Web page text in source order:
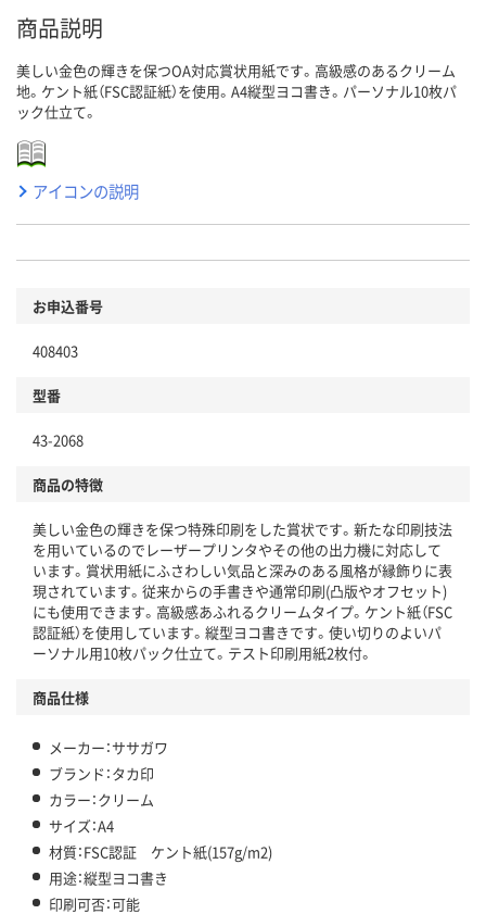
商品説明
美しい金色の輝きを保つOA対応賞状用紙です。高級感のあるクリーム
地。ケント紙（FSC認証紙）を使用。A4縦型ヨコ書き。パーソナル10枚パ
ック仕立て。
アイコンの説明
お申込番号
408403
型番
43-2068
商品の特徴
美しい金色の輝きを保つ特殊印刷をした賞状です。新たな印刷技法
を用いているのでレーザープリンタやその他の出力機に対応して
います。賞状用紙にふさわしい気品と深みのある風格が縁飾りに表
現されています。従来からの手書きや通常印刷(凸版やオフセット)
にも使用できます。高級感あふれるクリームタイプ。ケント紙（FSC
認証紙）を使用しています。縦型ヨコ書きです。使い切りのよいパ
ーソナル用10枚パック仕立て。テスト印刷用紙2枚付。
商品仕様
メーカー：ササガワ
ブランド：タカ印
カラー：クリーム
サイズ：A4
材質：FSC認証 ケント紙(157g/m2)
用途：縦型ヨコ書き
印刷可否：可能